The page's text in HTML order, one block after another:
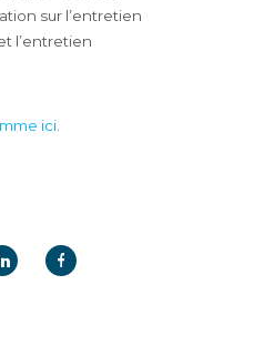
sur l’entretien
l’entretien
ici.